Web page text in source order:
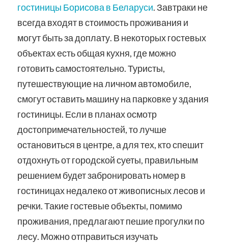
гостиницы Борисова в Беларуси.Завтраки не
всегда входят в стоимость проживания и
могут быть за доплату. В некоторых гостевых
объектах есть общая кухня, где можно
готовить самостоятельно. Туристы,
путешествующие на личном автомобиле,
смогут оставить машину на парковке у здания
гостиницы. Если в планах осмотр
достопримечательностей, то лучше
остановиться в центре, а для тех, кто спешит
отдохнуть от городской суеты, правильным
решением будет забронировать номер в
гостиницах недалеко от живописных лесов и
речки. Такие гостевые объекты, помимо
проживания, предлагают пешие прогулки по
лесу. Можно отправиться изучать